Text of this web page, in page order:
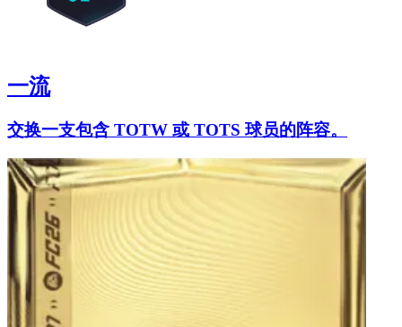
一流
交换一支包含 TOTW 或 TOTS 球员的阵容。